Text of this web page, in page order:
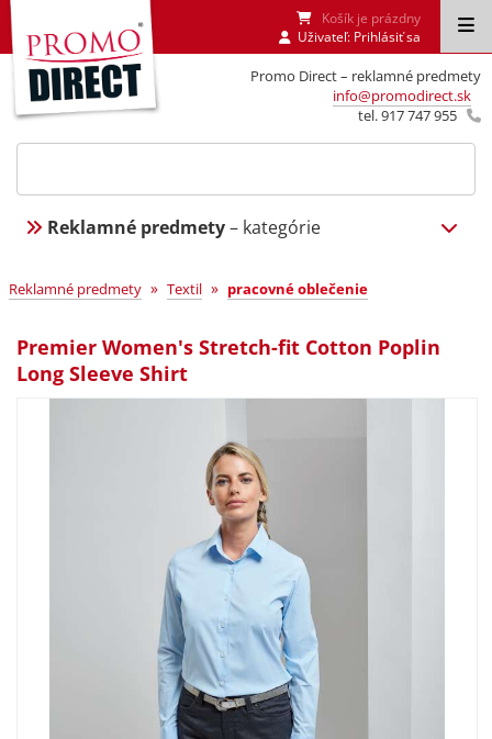
Promo Direct – reklamné predmety
info@promodirect.sk
tel. 917 747 955
Košík je prázdny
Uživateľ: Prihlásiť sa
Reklamné predmety– kategórie
Reklamné predmety » Textil » pracovné oblečenie
Premier Women's Stretch-fit Cotton Poplin
Long Sleeve Shirt